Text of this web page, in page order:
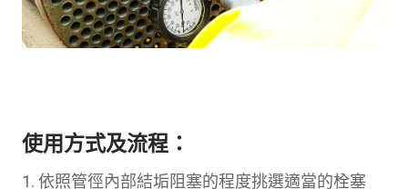
使用方式及流程：
1. 依照管徑內部結垢阻塞的程度挑選適當的栓塞